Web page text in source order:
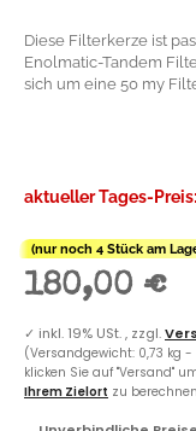
Diese Filterkerze ist
Enolmatic-Tandem
sich um eine 50 my
aktueller Tages-Preis:
(nur noch 4 Stück am
180,00 €
✓ inkl. 19% USt. , zzgl.
(Versandgewicht: 0,73 kg -
klicken Sie auf "Versand"
Ihrem Zielort zu